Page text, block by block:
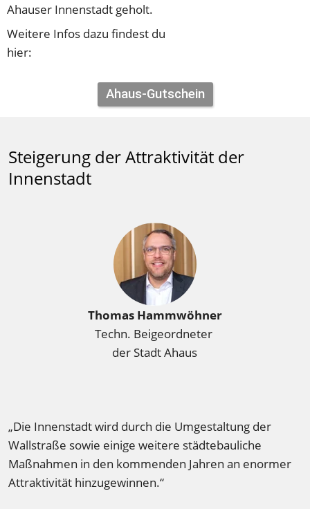
Ahauser Innenstadt geholt.
Weitere Infos dazu findest du
hier:
Ahaus-Gutschein
Steigerung der Attraktivität der
Innenstadt
Thomas Hammwöhner
Techn. Beigeordneter
der Stadt Ahaus
„Die Innenstadt wird durch die Umgestaltung der
Wallstraße sowie einige weitere städtebauliche
Maßnahmen in den kommenden Jahren an enormer
Attraktivität hinzugewinnen.“